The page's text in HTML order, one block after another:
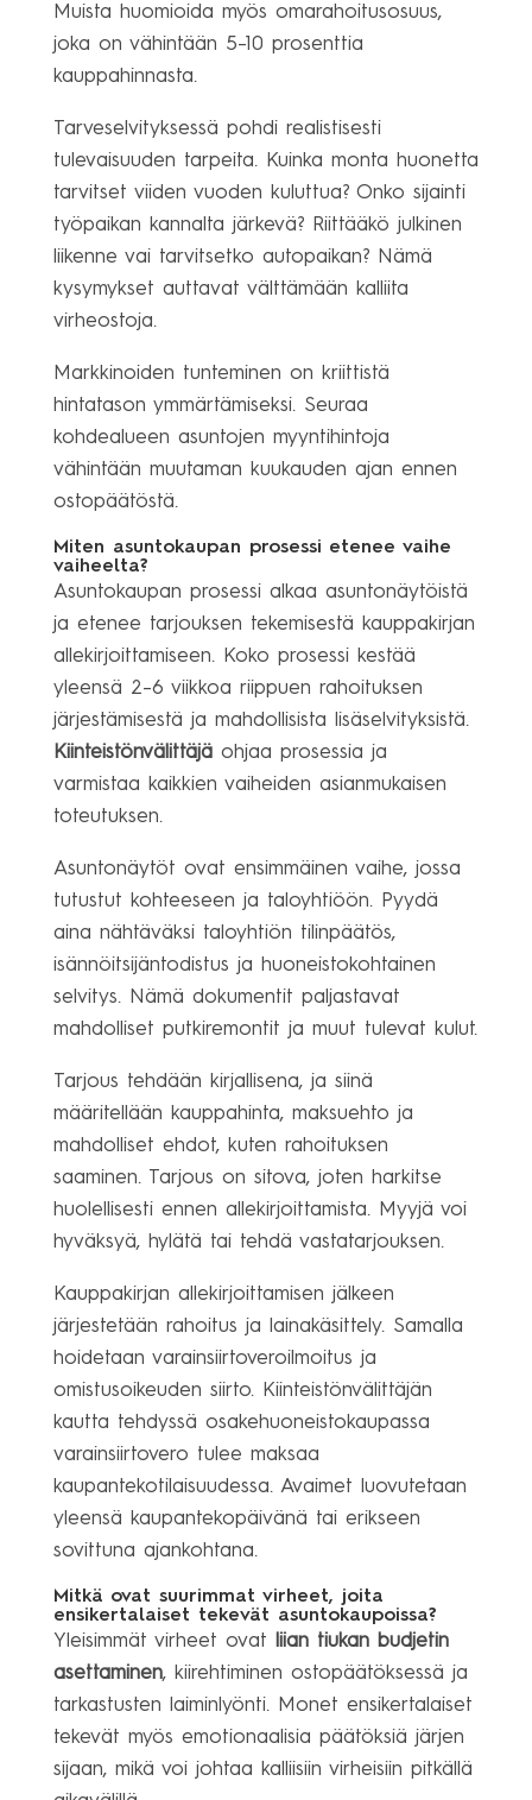
Muista huomioida myös omarahoitusosuus,
joka on vähintään 5–10 prosenttia
kauppahinnasta.
Tarveselvityksessä pohdi realistisesti
tulevaisuuden tarpeita. Kuinka monta huonetta
tarvitset viiden vuoden kuluttua? Onko sijainti
työpaikan kannalta järkevä? Riittääkö julkinen
liikenne vai tarvitsetko autopaikan? Nämä
kysymykset auttavat välttämään kalliita
virheostoja.
Markkinoiden tunteminen on kriittistä
hintatason ymmärtämiseksi. Seuraa
kohdealueen asuntojen myyntihintoja
vähintään muutaman kuukauden ajan ennen
ostopäätöstä.
Miten asuntokaupan prosessi etenee vaihe
vaiheelta?
Asuntokaupan prosessi alkaa asuntonäytöistä
ja etenee tarjouksen tekemisestä kauppakirjan
allekirjoittamiseen. Koko prosessi kestää
yleensä 2–6 viikkoa riippuen rahoituksen
järjestämisestä ja mahdollisista lisäselvityksistä.
Kiinteistönvälittäjäohjaa prosessia ja
varmistaa kaikkien vaiheiden asianmukaisen
toteutuksen.
Asuntonäytöt ovat ensimmäinen vaihe, jossa
tutustut kohteeseen ja taloyhtiöön. Pyydä
aina nähtäväksi taloyhtiön tilinpäätös,
isännöitsijäntodistus ja huoneistokohtainen
selvitys. Nämä dokumentit paljastavat
mahdolliset putkiremontit ja muut tulevat kulut.
Tarjous tehdään kirjallisena, ja siinä
määritellään kauppahinta, maksuehto ja
mahdolliset ehdot, kuten rahoituksen
saaminen. Tarjous on sitova, joten harkitse
huolellisesti ennen allekirjoittamista. Myyjä voi
hyväksyä, hylätä tai tehdä vastatarjouksen.
Kauppakirjan allekirjoittamisen jälkeen
järjestetään rahoitus ja lainakäsittely. Samalla
hoidetaan varainsiirtoveroilmoitus ja
omistusoikeuden siirto. Kiinteistönvälittäjän
kautta tehdyssä osakehuoneistokaupassa
varainsiirtovero tulee maksaa
kaupantekotilaisuudessa. Avaimet luovutetaan
yleensä kaupantekopäivänä tai erikseen
sovittuna ajankohtana.
Mitkä ovat suurimmat virheet, joita
ensikertalaiset tekevät asuntokaupoissa?
Yleisimmät virheet ovat
liian tiukan budjetin
asettaminen, kiirehtiminen ostopäätöksessä ja
tarkastusten laiminlyönti. Monet ensikertalaiset
tekevät myös emotionaalisia päätöksiä järjen
sijaan, mikä voi johtaa kalliisiin virheisiin pitkällä